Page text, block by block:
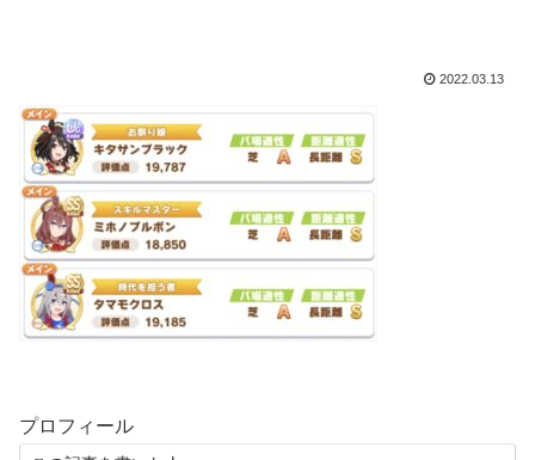
2022.03.13
プロフィール